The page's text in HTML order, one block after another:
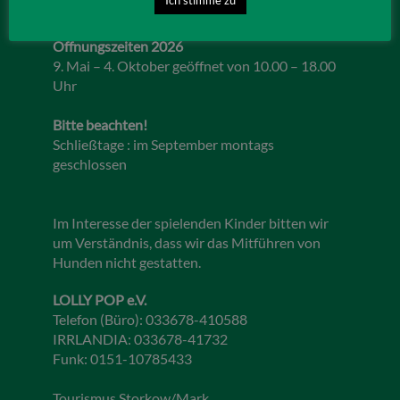
Öffnungszeiten 2026
9. Mai – 4. Oktober geöffnet von 10.00 – 18.00
Uhr
Bitte beachten!
Schließtage : im September montags
geschlossen
Im Interesse der spielenden Kinder bitten wir
um Verständnis, dass wir das Mitführen von
Hunden nicht gestatten.
LOLLY POP e.V.
Telefon (Büro): 033678-410588
IRRLANDIA: 033678-41732
Funk: 0151-10785433